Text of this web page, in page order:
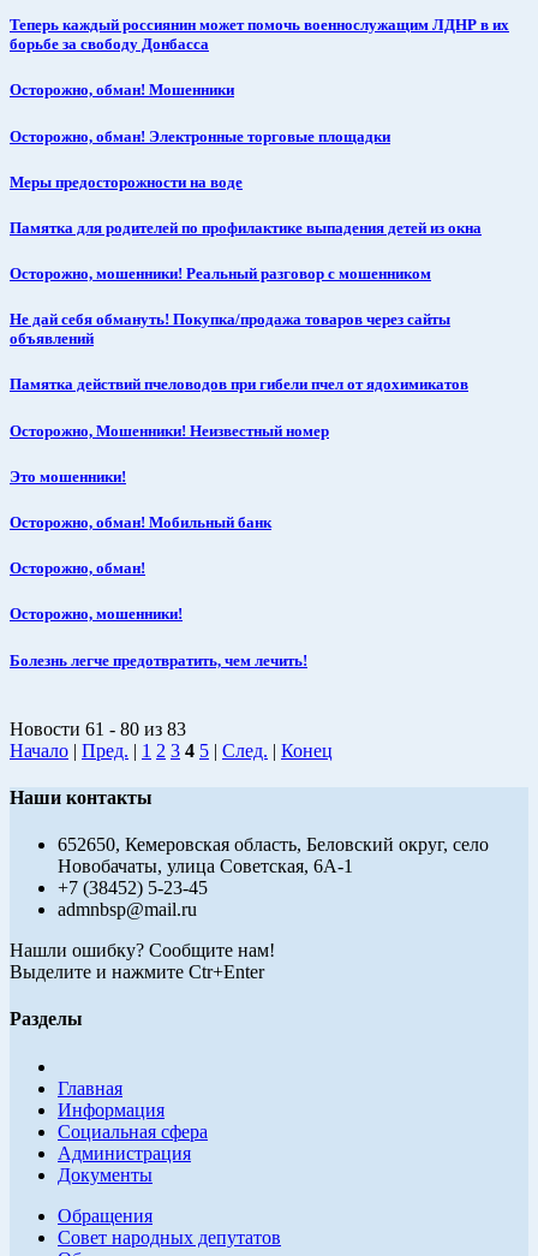
Теперь каждый россиянин может помочь военнослужащим ЛДНР в их
борьбе за свободу Донбасса
Осторожно, обман! Мошенники
Осторожно, обман! Электронные торговые площадки
Меры предосторожности на воде
Памятка для родителей по профилактике выпадения детей из окна
Осторожно, мошенники! Реальный разговор с мошенником
Не дай себя обмануть! Покупка/продажа товаров через сайты
объявлений
Памятка действий пчеловодов при гибели пчел от ядохимикатов
Осторожно, Мошенники! Неизвестный номер
Это мошенники!
Осторожно, обман! Мобильный банк
Осторожно, обман!
Осторожно, мошенники!
Болезнь легче предотвратить, чем лечить!
Новости 61 - 80 из 83
Начало | Пред. | 1 2 3 4 5 | След. | Конец
Наши контакты
652650, Кемеровская область, Беловский округ, село
Новобачаты, улица Советская, 6А-1
+7 (38452) 5-23-45
admnbsp@mail.ru
Нашли ошибку? Сообщите нам!
Выделите и нажмите Ctr+Enter
Разделы
Главная
Информация
Социальная сфера
Администрация
Документы
Обращения
Совет народных депутатов